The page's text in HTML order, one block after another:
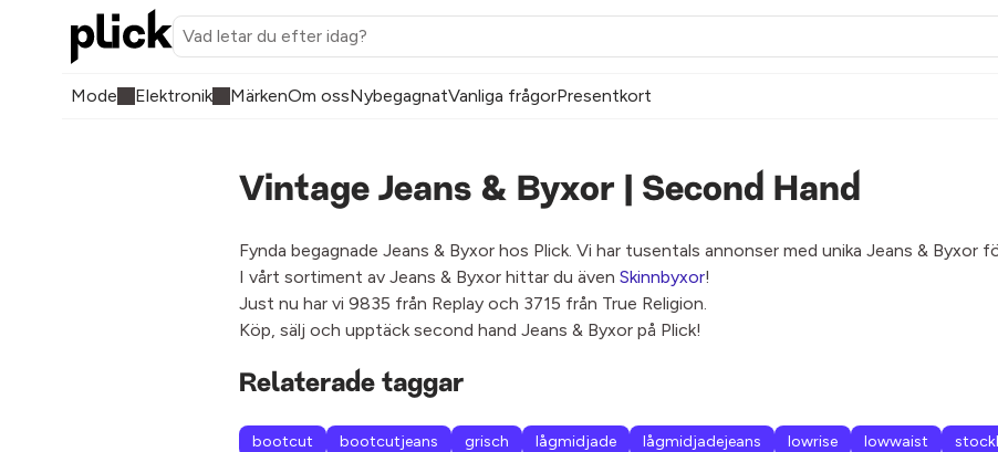
Mode Elektronik MärkenOm ossNybegagnatVanliga frågorPresentkort
Vintage Jeans & Byxor | Second Hand
Fynda begagnade Jeans & Byxor hos Plick. Vi har tusentals annonser med unika Jeans & Byxor
I vårt sortiment av Jeans & Byxor hittar du även Skinnbyxor!
Just nu har vi 9835 från Replay och 3715 från True Religion.
Köp, sälj och upptäck second hand Jeans & Byxor på Plick!
Relaterade taggar
bootcut bootcutjeans grisch lågmidjade lågmidjadejeans lowrise lowwaist